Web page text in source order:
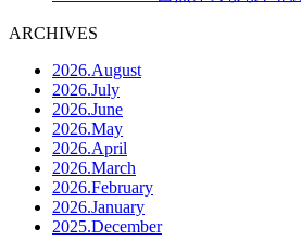
ARCHIVES
2026.August
2026.July
2026.June
2026.May
2026.April
2026.March
2026.February
2026.January
2025.December